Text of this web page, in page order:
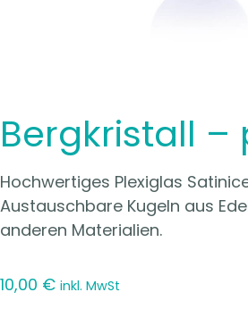
Bergkristall –
Hochwertiges Plexiglas
Austauschbare Kugeln aus
anderen Materialien.
10,00 € inkl. MwSt